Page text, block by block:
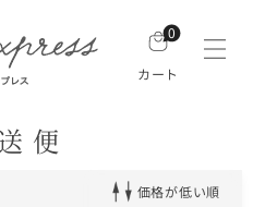
0
カート
便
価格が低い順